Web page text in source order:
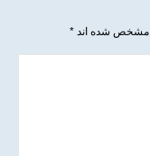
مشخص شده اند *